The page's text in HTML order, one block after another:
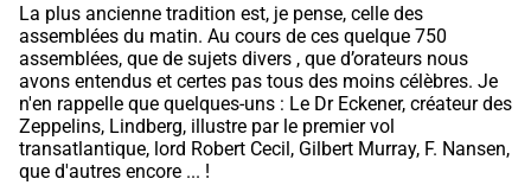
La plus ancienne tradition est, je pense, celle des
assemblées du matin. Au cours de ces quelque 750
assemblées, que de sujets divers , que d’orateurs nous
avons entendus et certes pas tous des moins célèbres. Je
n'en rappelle que quelques-uns : Le Dr Eckener, créateur des
Zeppelins, Lindberg, illustre par le premier vol
transatlantique, lord Robert Cecil, Gilbert Murray, F. Nansen,
que d'autres encore ... !